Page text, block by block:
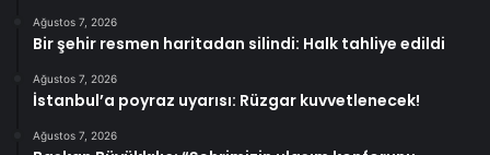
Ağustos 7, 2026
Bir şehir resmen haritadan silindi: Halk tahliye edildi
Ağustos 7, 2026
İstanbul’a poyraz uyarısı: Rüzgar kuvvetlenecek!
Ağustos 7, 2026